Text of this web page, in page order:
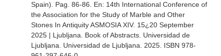
Spain). Pag. 86-86. En: 14th International Conference of
the Association for the Study of Marble and Other
Stones In Antiquity ASMOSIA XIV. 15¿20 September
2025 | Ljubljana. Book of Abstracts. Universidad de
Ljubljana. Universidad de Ljubljana. 2025. ISBN 978-